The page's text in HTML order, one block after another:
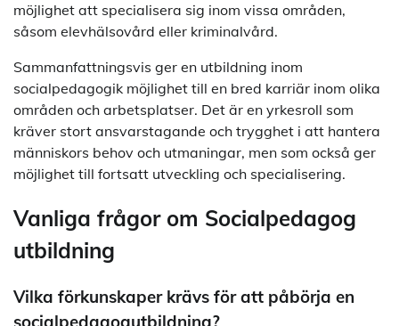
möjlighet att specialisera sig inom vissa områden,
såsom elevhälsovård eller kriminalvård.
Sammanfattningsvis ger en utbildning inom
socialpedagogik möjlighet till en bred karriär inom olika
områden och arbetsplatser. Det är en yrkesroll som
kräver stort ansvarstagande och trygghet i att hantera
människors behov och utmaningar, men som också ger
möjlighet till fortsatt utveckling och specialisering.
Vanliga frågor om Socialpedagog
utbildning
Vilka förkunskaper krävs för att påbörja en
socialpedagogutbildning?